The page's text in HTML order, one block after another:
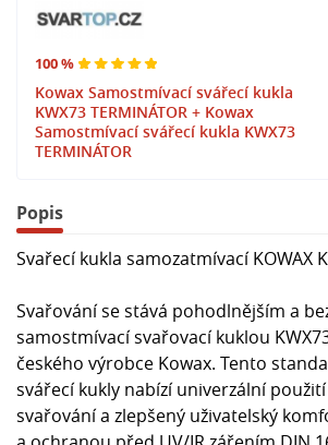
100 %
Kowax Samostmívací svářecí kukla
KWX73 TERMINÁTOR + Kowax
Samostmívací svářecí kukla KWX73
TERMINÁTOR
Popis
Svařecí kukla samozatmívací KOWAX
Svařování se stává pohodlnějším a
samostmívací svařovací kuklou
českého výrobce Kowax. Tento
svářecí kukly nabízí univerzální
svařování a zlepšený uživatelský